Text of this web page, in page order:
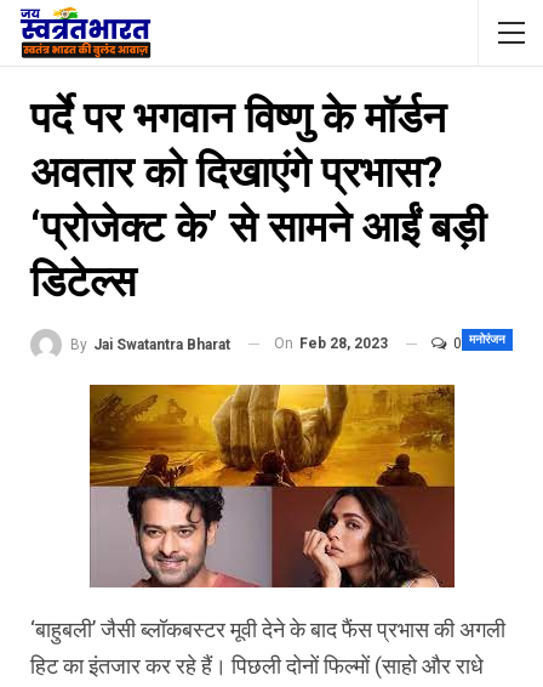
पर्दे पर भगवान विष्णु के मॉर्डन
अवतार को दिखाएंगे प्रभास?
‘प्रोजेक्ट के’ से सामने आईं बड़ी
डिटेल्स
मनोरंजन
By Jai Swatantra Bharat On Feb 28, 2023 0
‘बाहुबली’ जैसी ब्लॉकबस्टर मूवी देने के बाद फैंस प्रभास की अगली
हिट का इंतजार कर रहे हैं। पिछली दोनों फिल्मों (साहो और राधे